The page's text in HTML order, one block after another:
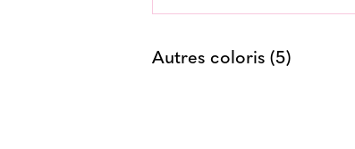
Autres coloris (5)